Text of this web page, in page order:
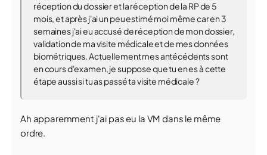
réception du dossier et la réception de la RP de 5
mois, et après j'ai un peu estimé moi même car en 3
semaines j'ai eu accusé de réception de mon dossier,
validation de ma visite médicale et de mes données
biométriques. Actuellement mes antécédents sont
en cours d'examen, je suppose que tu en es à cette
étape aussi si tu as passé ta visite médicale ?
Ah apparemment j'ai pas eu la VM dans le même
ordre.